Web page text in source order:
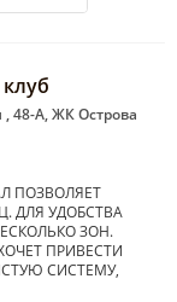
, 48-А, ЖК Острова
ПОЗВОЛЯЕТ
ДЛЯ УДОБСТВА
ЗОН.
ПРИВЕСТИ
СИСТЕМУ,